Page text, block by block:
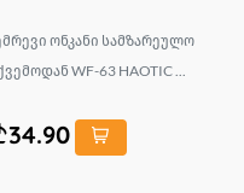
ონკანი სამზარეულო
WF-63 HAOTIC ...
34.90